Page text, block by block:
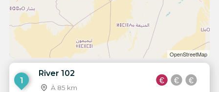
OpenStreetMap
1
River 102
À 85 km